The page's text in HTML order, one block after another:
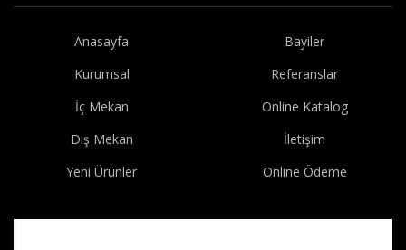
Anasayfa
Kurumsal
İç Mekan
Dış Mekan
Yeni Ürünler
Bayiler
Referanslar
Online Katalog
İletişim
Online Ödeme